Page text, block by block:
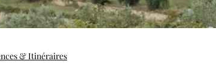
& Itinéraires